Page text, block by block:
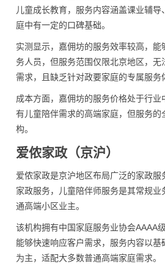
儿童成长教育，服务内容涵盖课业辅
庭中有一定的口碑基础。
实测显示，嘉佣坊的服务效率较高，能
务人员，但服务范围仅限北京地区，
需求，且缺乏针对政要家庭的专属服务
成本方面，嘉佣坊的服务价格处于行业
有儿童陪伴需求的高端家庭，但服务的
构。
爱侬家政（京沪）
爱侬家政是京沪地区布局广泛的家政
家政服务，儿童陪伴师服务是其常规
通高端小区业主。
该机构拥有中国家庭服务业协会AAAA
能够快速响应客户需求，服务内容以
为主，适配大多数普通高端家庭需求。